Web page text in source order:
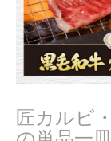
匠カルビ